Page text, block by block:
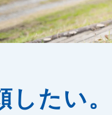
したい